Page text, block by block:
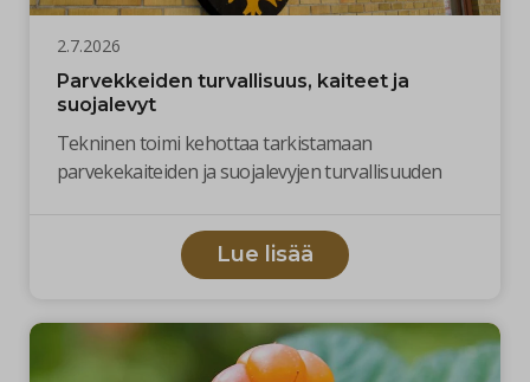
2.7.2026
Parvekkeiden turvallisuus, kaiteet ja
suojalevyt
Tekninen toimi kehottaa tarkistamaan
parvekekaiteiden ja suojalevyjen turvallisuuden
Lue lisää